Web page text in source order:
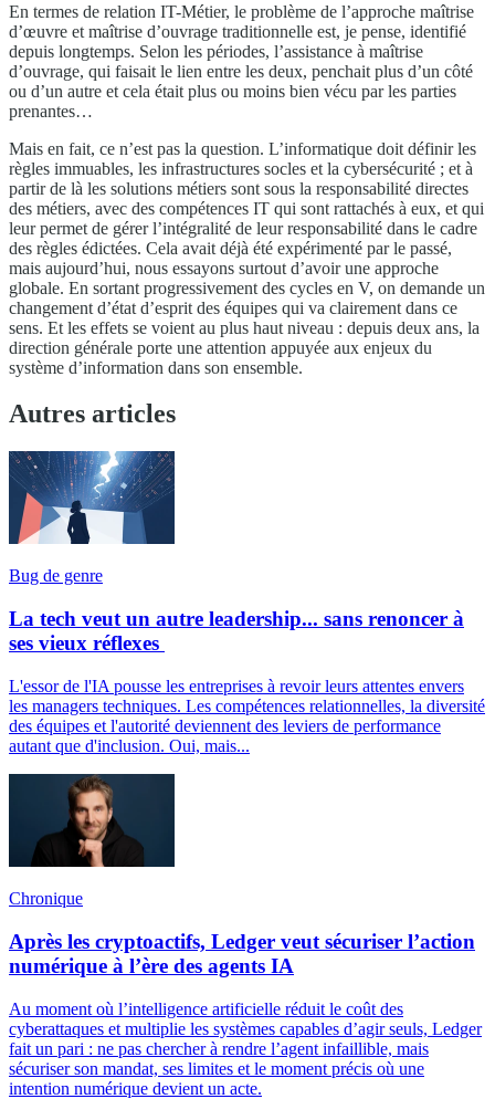
En termes de relation IT-Métier, le problème de l’approche maîtrise
d’œuvre et maîtrise d’ouvrage traditionnelle est, je pense, identifié
depuis longtemps. Selon les périodes, l’assistance à maîtrise
d’ouvrage, qui faisait le lien entre les deux, penchait plus d’un côté
ou d’un autre et cela était plus ou moins bien vécu par les parties
prenantes…
Mais en fait, ce n’est pas la question. L’informatique doit définir les
règles immuables, les infrastructures socles et la cybersécurité ; et à
partir de là les solutions métiers sont sous la responsabilité directes
des métiers, avec des compétences IT qui sont rattachés à eux, et qui
leur permet de gérer l’intégralité de leur responsabilité dans le cadre
des règles édictées. Cela avait déjà été expérimenté par le passé,
mais aujourd’hui, nous essayons surtout d’avoir une approche
globale. En sortant progressivement des cycles en V, on demande un
changement d’état d’esprit des équipes qui va clairement dans ce
sens. Et les effets se voient au plus haut niveau : depuis deux ans, la
direction générale porte une attention appuyée aux enjeux du
système d’information dans son ensemble.
Autres articles
Bug de genre
La tech veut un autre leadership... sans renoncer à
ses vieux réflexes
L'essor de l'IA pousse les entreprises à revoir leurs attentes envers
les managers techniques. Les compétences relationnelles, la diversité
des équipes et l'autorité deviennent des leviers de performance
autant que d'inclusion. Oui, mais...
Chronique
Après les cryptoactifs, Ledger veut sécuriser l’action
numérique à l’ère des agents IA
Au moment où l’intelligence artificielle réduit le coût des
cyberattaques et multiplie les systèmes capables d’agir seuls, Ledger
fait un pari : ne pas chercher à rendre l’agent infaillible, mais
sécuriser son mandat, ses limites et le moment précis où une
intention numérique devient un acte.